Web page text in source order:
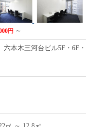
円 ～
本木三河台ビル5F・6F・